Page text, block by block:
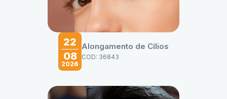
22
08
2026
Alongamento de Cílios
COD: 36843